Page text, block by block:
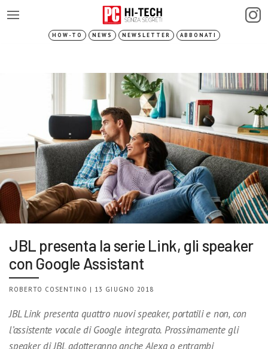
HOW-TO NEWS NEWSLETTER ABBONATI
JBL presenta la serie Link, gli speaker
con Google Assistant
ROBERTO COSENTINO | 13 GIUGNO 2018
JBL Link presenta quattro nuovi speaker, portatili e non, con
l’assistente vocale di Google integrato. Prossimamente gli
speaker di JBL adotteranno anche Alexa o entrambi